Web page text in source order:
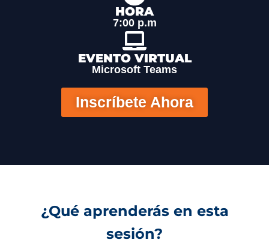
HORA
7:00 p.m
EVENTO VIRTUAL
Microsoft Teams
Inscríbete Ahora
¿Qué aprenderás en esta
sesión?